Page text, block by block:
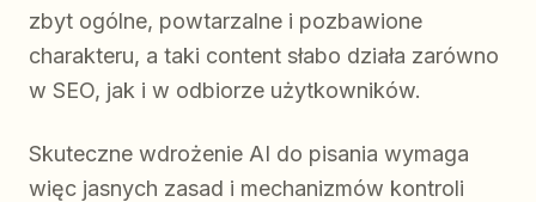
zbyt ogólne, powtarzalne i pozbawione
charakteru, a taki content słabo działa zarówno
w SEO, jak i w odbiorze użytkowników.
Skuteczne wdrożenie AI do pisania wymaga
więc jasnych zasad i mechanizmów kontroli